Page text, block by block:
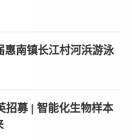
南镇长江村河浜游泳
招募 | 智能化生物样本